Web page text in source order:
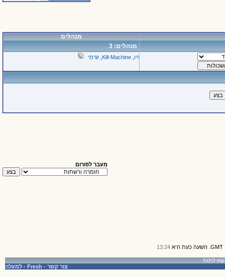
מנהלים
מנהלים: 3
זיו Kill-Machine שימי
מעבר לפורום
13:24
צור קשר -
Fresh
- למעלה